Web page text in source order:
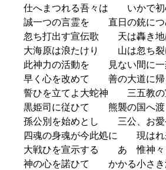
仕へまつれる吾々は いかで初
誠一つの言霊を 直日の銃につ
忽ち打出す宣伝歌 天は轟き地
大海原は浪たけり 山は忽ち裂
此神力の活動を 見ない間に一
早く心を改めて 善の大道に帰
誓ひを立てよ大蛇神 三五教の
黒姫司に従ひて 熊襲の国へ渡
孫公別を始めとし 三公、お愛
四魂の身魂が今此処に 現はれ
大戦ひを宣示する あゝ惟神々
神の心を諾ひて かかる小さき